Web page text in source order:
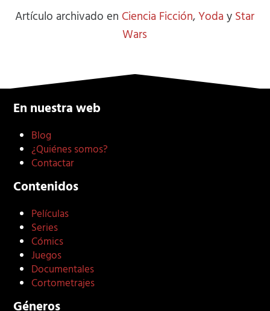
Artículo archivado en Ciencia Ficción,Yoda y Star
Wars
En nuestra web
Blog
¿Quiénes somos?
Contactar
Contenidos
Películas
Series
Cómics
Juegos
Documentales
Cortometrajes